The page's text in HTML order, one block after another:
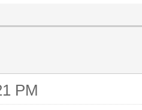
PM